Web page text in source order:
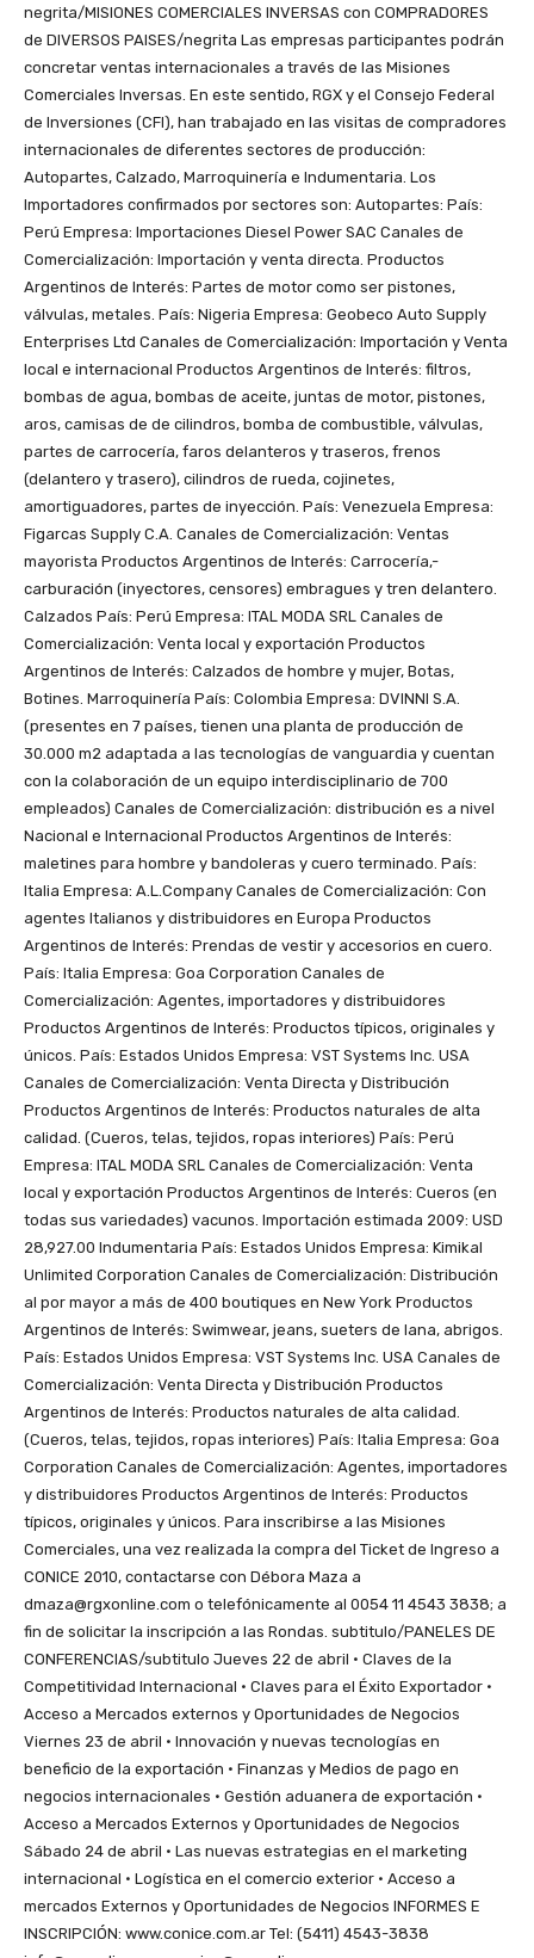
negrita/MISIONES COMERCIALES INVERSAS con COMPRADORES
de DIVERSOS PAISES/negrita Las empresas participantes podrán
concretar ventas internacionales a través de las Misiones
Comerciales Inversas. En este sentido, RGX y el Consejo Federal
de Inversiones (CFI), han trabajado en las visitas de compradores
internacionales de diferentes sectores de producción:
Autopartes, Calzado, Marroquinería e Indumentaria. Los
Importadores confirmados por sectores son: Autopartes: País:
Perú Empresa: Importaciones Diesel Power SAC Canales de
Comercialización: Importación y venta directa. Productos
Argentinos de Interés: Partes de motor como ser pistones,
válvulas, metales. País: Nigeria Empresa: Geobeco Auto Supply
Enterprises Ltd Canales de Comercialización: Importación y Venta
local e internacional Productos Argentinos de Interés: filtros,
bombas de agua, bombas de aceite, juntas de motor, pistones,
aros, camisas de de cilindros, bomba de combustible, válvulas,
partes de carrocería, faros delanteros y traseros, frenos
(delantero y trasero), cilindros de rueda, cojinetes,
amortiguadores, partes de inyección. País: Venezuela Empresa:
Figarcas Supply C.A. Canales de Comercialización: Ventas
mayorista Productos Argentinos de Interés: Carrocería,-
carburación (inyectores, censores) embragues y tren delantero.
Calzados País: Perú Empresa: ITAL MODA SRL Canales de
Comercialización: Venta local y exportación Productos
Argentinos de Interés: Calzados de hombre y mujer, Botas,
Botines. Marroquinería País: Colombia Empresa: DVINNI S.A.
(presentes en 7 países, tienen una planta de producción de
30.000 m2 adaptada a las tecnologías de vanguardia y cuentan
con la colaboración de un equipo interdisciplinario de 700
empleados) Canales de Comercialización: distribución es a nivel
Nacional e Internacional Productos Argentinos de Interés:
maletines para hombre y bandoleras y cuero terminado. País:
Italia Empresa: A.L.Company Canales de Comercialización: Con
agentes Italianos y distribuidores en Europa Productos
Argentinos de Interés: Prendas de vestir y accesorios en cuero.
País: Italia Empresa: Goa Corporation Canales de
Comercialización: Agentes, importadores y distribuidores
Productos Argentinos de Interés: Productos típicos, originales y
únicos. País: Estados Unidos Empresa: VST Systems Inc. USA
Canales de Comercialización: Venta Directa y Distribución
Productos Argentinos de Interés: Productos naturales de alta
calidad. (Cueros, telas, tejidos, ropas interiores) País: Perú
Empresa: ITAL MODA SRL Canales de Comercialización: Venta
local y exportación Productos Argentinos de Interés: Cueros (en
todas sus variedades) vacunos. Importación estimada 2009: USD
28,927.00 Indumentaria País: Estados Unidos Empresa: Kimikal
Unlimited Corporation Canales de Comercialización: Distribución
al por mayor a más de 400 boutiques en New York Productos
Argentinos de Interés: Swimwear, jeans, sueters de lana, abrigos.
País: Estados Unidos Empresa: VST Systems Inc. USA Canales de
Comercialización: Venta Directa y Distribución Productos
Argentinos de Interés: Productos naturales de alta calidad.
(Cueros, telas, tejidos, ropas interiores) País: Italia Empresa: Goa
Corporation Canales de Comercialización: Agentes, importadores
y distribuidores Productos Argentinos de Interés: Productos
típicos, originales y únicos. Para inscribirse a las Misiones
Comerciales, una vez realizada la compra del Ticket de Ingreso a
CONICE 2010, contactarse con Débora Maza a
dmaza@rgxonline.com o telefónicamente al 0054 11 4543 3838; a
fin de solicitar la inscripción a las Rondas. subtitulo/PANELES DE
CONFERENCIAS/subtitulo Jueves 22 de abril · Claves de la
Competitividad Internacional · Claves para el Éxito Exportador ·
Acceso a Mercados externos y Oportunidades de Negocios
Viernes 23 de abril · Innovación y nuevas tecnologías en
beneficio de la exportación · Finanzas y Medios de pago en
negocios internacionales · Gestión aduanera de exportación ·
Acceso a Mercados Externos y Oportunidades de Negocios
Sábado 24 de abril · Las nuevas estrategias en el marketing
internacional · Logística en el comercio exterior · Acceso a
mercados Externos y Oportunidades de Negocios INFORMES E
INSCRIPCIÓN: www.conice.com.ar Tel: (5411) 4543-3838